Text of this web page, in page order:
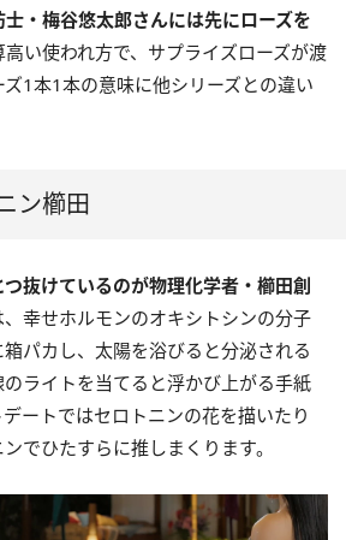
・梅谷悠太郎さんには先にローズを
高い使われ方で、サプライズローズが渡
1本1本の意味に他シリーズとの違い
ン櫛田
抜けているのが物理化学者・櫛田創
幸せホルモンのオキシトシンの分子
パカし、太陽を浴びると分泌される
ライトを当てると浮かび上がる手紙
ートではセロトニンの花を描いたり
でひたすらに推しまくります。